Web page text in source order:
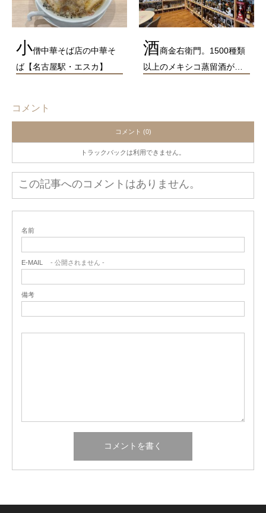
小僧中華そば店の中華そ
ば【名古屋駅・エスカ】
酒商金右衛門。1500種類
以上のメキシコ蒸留酒が…
コメント
コメント (0)
トラックバックは利用できません。
この記事へのコメントはありません。
名前
E-MAIL - 公開されません -
備考